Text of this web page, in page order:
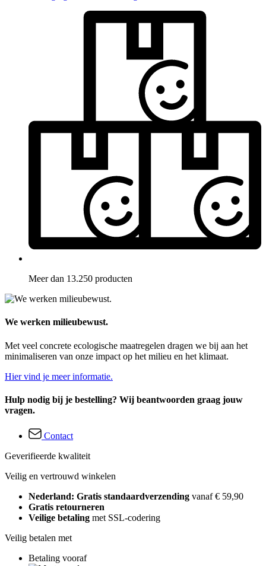
Meer dan 13.250 producten
We werken milieubewust.
Met veel concrete ecologische maatregelen dragen we bij aan het
minimaliseren van onze impact op het milieu en het klimaat.
Hier vind je meer informatie.
Hulp nodig bij je bestelling? Wij beantwoorden graag jouw
vragen.
Contact
Geverifieerde kwaliteit
Veilig en vertrouwd winkelen
Nederland: Gratis standaardverzending vanaf € 59,90
Gratis retourneren
Veilige betaling met SSL-codering
Veilig betalen met
Betaling vooraf